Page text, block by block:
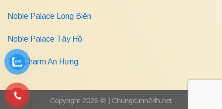
Noble Palace Long Biên
Noble Palace Tây Hồ
The Charm An Hưng
Copyright 2026 © | Chungcuhn24h.net